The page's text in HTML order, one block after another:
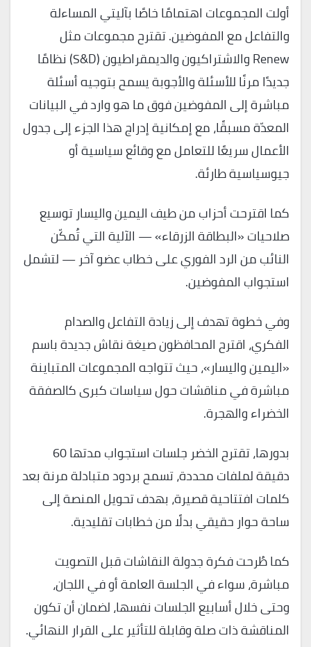
أولت المجموعات اهتمامًا خاصًا بآليتي المساءلة
والتفاعل مع المفوضين. تقترح مجموعات مثل
Renew والاشتراكيون والديمقراطيون (S&D) نظامًا
جديدًا مرنًا للأسئلة والأجوبة يسمح بتوجيه أسئلة
مباشرة إلى المفوضين فوق ما هو وارد في البيانات
المعدّة مسبقًا، مع إمكانية إدراج هذا الجزء إلى جدول
الأعمال سريعًا للتعامل مع وقائع سياسية أو
جيوسياسية طارئة.
كما اقترحت أحزاب من طيف اليمين واليسار توسيع
صلاحيات «البطاقة الزرقاء» — الآلية التي تُمكّن
النائب من الرد الفوري على خطاب عضو آخر — لتشمل
استجواب المفوضين.
وفي خطوة تهدف إلى زيادة التفاعل والصدام
الفكري، اقترح المحافظون صيغة نقاش جديدة باسم
«اليمين واليسار»، حيث تتواجه المجموعات المتباينة
مباشرة في مناقشات حول سياسات كبرى كالصفقة
الخضراء والهجرة.
بدورها، تقترح الخضر جلسات استجواب مدتها 60
دقيقة لملفات محددة، تسمح بردود متبادلة مرنة بعد
كلمات افتتاحية قصيرة، بهدف تحويل المنصة إلى
ساحة حوار حقيقي بدلًا من خطابات تقليدية.
كما طُرحت فكرة جدولة النقاشات قبل التصويت
مباشرة، سواء في الجلسة العامة أو في اللجان،
وحتى خلال أسابيع الجلسات نفسها، لضمان أن تكون
المناقشة ذات صلة وقابلة للتأثير على القرار النهائي.